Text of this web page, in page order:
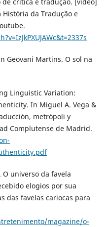
crítica e tradução. [vídeo]
História da Tradução e
Geovani Martins. O sol na
Linguistic Variation:
In Miguel A. Vega &
metrópoli y
Complutense de Madrid.
O universo da favela
elogios por sua
das favelas cariocas para
magazine/o-